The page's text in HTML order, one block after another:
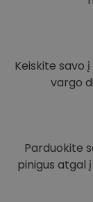
Keiskite savo
vargo
Parduokite
pinigus atgal